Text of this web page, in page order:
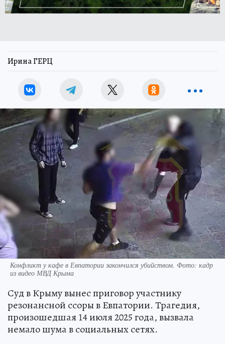
Ирина ГЕРЦ
Конфликт у кафе в Евпатории закончился убийством. Фото: кадр
из видео МВД Крыма
Суд в Крыму вынес приговор участнику
резонансной ссоры в Евпатории. Трагедия,
произошедшая 14 июля 2025 года, вызвала
немало шума в социальных сетях.